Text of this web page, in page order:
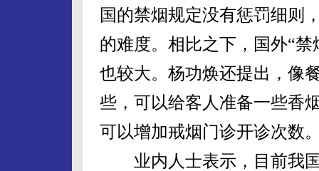
国的禁烟规定没有惩罚细则
的难度。相比之下，国外“
也较大。杨功焕还提出，像
些，可以给客人准备一些香
可以增加戒烟门诊开诊次数
业内人士表示，目前我国